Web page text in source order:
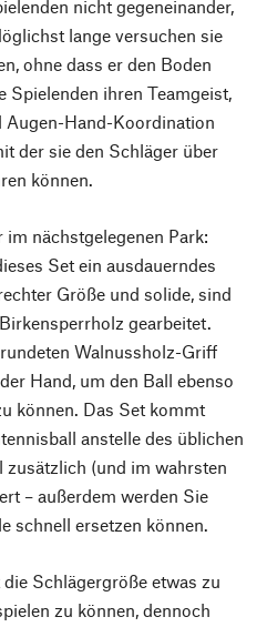
nicht gegeneinander,
lange versuchen sie
ohne dass er den Boden
Spielenden ihren Teamgeist,
Augen-Hand-Koordination
der sie den Schläger über
können.
nächstgelegenen Park:
Set ein ausdauerndes
Größe und solide, sind
gearbeitet.
Walnussholz-Griff
Hand, um den Ball ebenso
können. Das Set kommt
anstelle des üblichen
zusätzlich (und im wahrsten
– außerdem werden Sie
schnell ersetzen können.
Schlägergröße etwas zu
zu können, dennoch